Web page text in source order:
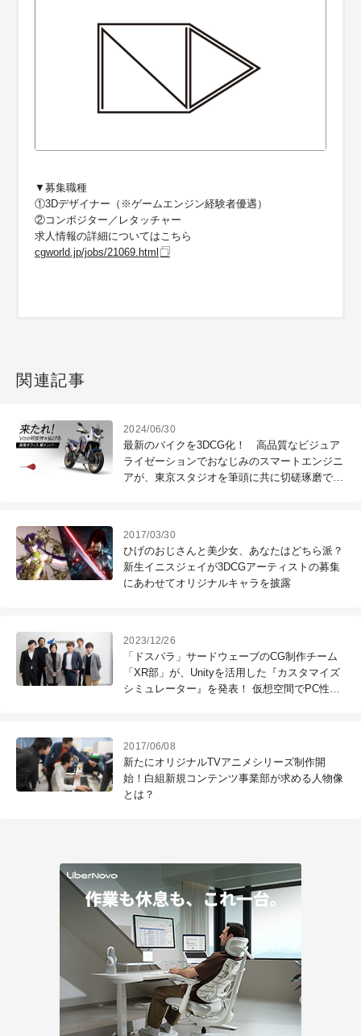
▼募集職種
①3Dデザイナー（※ゲームエンジン経験者優遇）
②コンポジター／レタッチャー
求人情報の詳細についてはこちら
cgworld.jp/jobs/21069.html
関連記事
2024/06/30
最新のバイクを3DCG化！ 高品質なビジュア
ライゼーションでおなじみのスマートエンジニ
アが、東京スタジオを筆頭に共に切磋琢磨でき
2017/03/30
ひげのおじさんと美少女、あなたはどちら派？
新生イニスジェイが3DCGアーティストの募集
にあわせてオリジナルキャラを披露
2023/12/26
「ドスパラ」サードウェーブのCG制作チーム
「XR部」が、Unityを活用した『カスタマイズ
シミュレーター』を発表！ 仮想空間でPC性能
2017/06/08
新たにオリジナルTVアニメシリーズ制作開
始！白組新規コンテンツ事業部が求める人物像
とは？